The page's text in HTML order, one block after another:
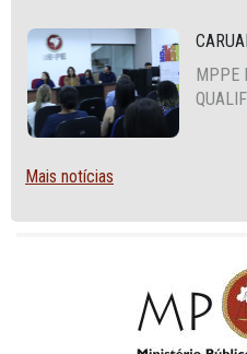
MPPE
Mais notícias